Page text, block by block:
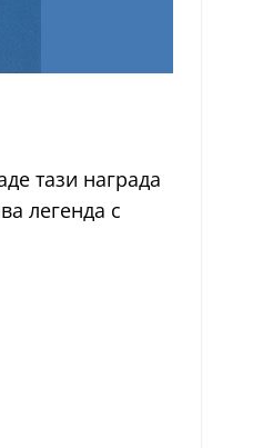
тази награда
легенда с